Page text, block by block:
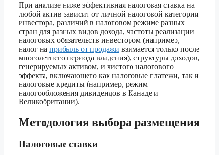
При анализе ниже эффективная налоговая ставка на
любой актив зависит от личной налоговой категории
инвестора, различий в налоговом режиме разных
стран для разных видов дохода, частоты реализации
налоговых обязательств инвестором (например,
налог на прибыль от продажи взимается только после
многолетнего периода владения), структуры доходов,
генерируемых активом, и чистого налогового
эффекта, включающего как налоговые платежи, так и
налоговые кредиты (например, режим
налогообложения дивидендов в Канаде и
Великобритании).
Методология выбора размещения
Налоговые ставки